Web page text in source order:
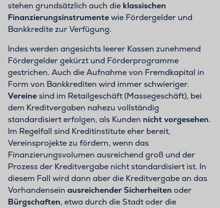
stehen grundsätzlich auch die klassischen
Finanzierungsinstrumentewie Fördergelder und
Bankkredite zur Verfügung.
Indes werden angesichts leerer Kassen zunehmend
Fördergelder gekürzt und Förderprogramme
gestrichen. Auch die Aufnahme von Fremdkapital in
Form von Bankkrediten wird immer schwieriger.
Vereinesind im Retailgeschäft (Massegeschäft), bei
dem Kreditvergaben nahezu vollständig
standardisiert erfolgen, als Kunden nicht vorgesehen.
Im Regelfall sind Kreditinstitute eher bereit,
Vereinsprojekte zu fördern, wenn das
Finanzierungsvolumen ausreichend groß und der
Prozess der Kreditvergabe nicht standardisiert ist. In
diesem Fall wird dann aber die Kreditvergabe an das
Vorhandensein ausreichender Sicherheiten oder
Bürgschaften, etwa durch die Stadt oder die